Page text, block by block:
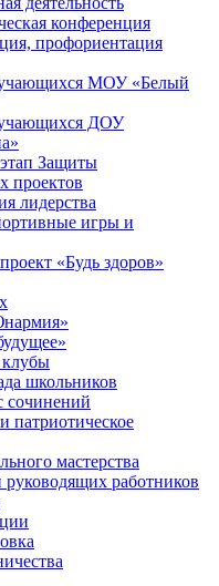
конференция
профориентация
МОУ «Белый
ДОУ
Защиты
проектов
лидерства
игры и
«Будь здоров»
школьников
сочинений
патриотическое
мастерства
руководящих работников